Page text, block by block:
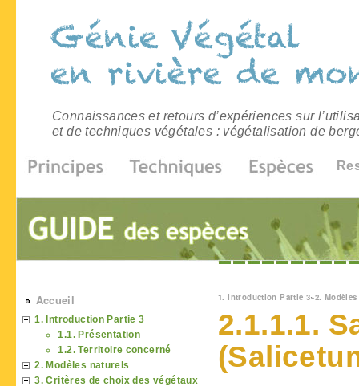
Connaissances et retours d’expériences sur
et de techniques végétales : végétalisation de
Vous êtes ici
1. Introduction Partie 3»2.
2.1.1.1.
Accueil
1. Introduction Partie 3
1.1. Présentation
1.2. Territoire concerné
2. Modèles naturels
3. Critères de choix des végétaux